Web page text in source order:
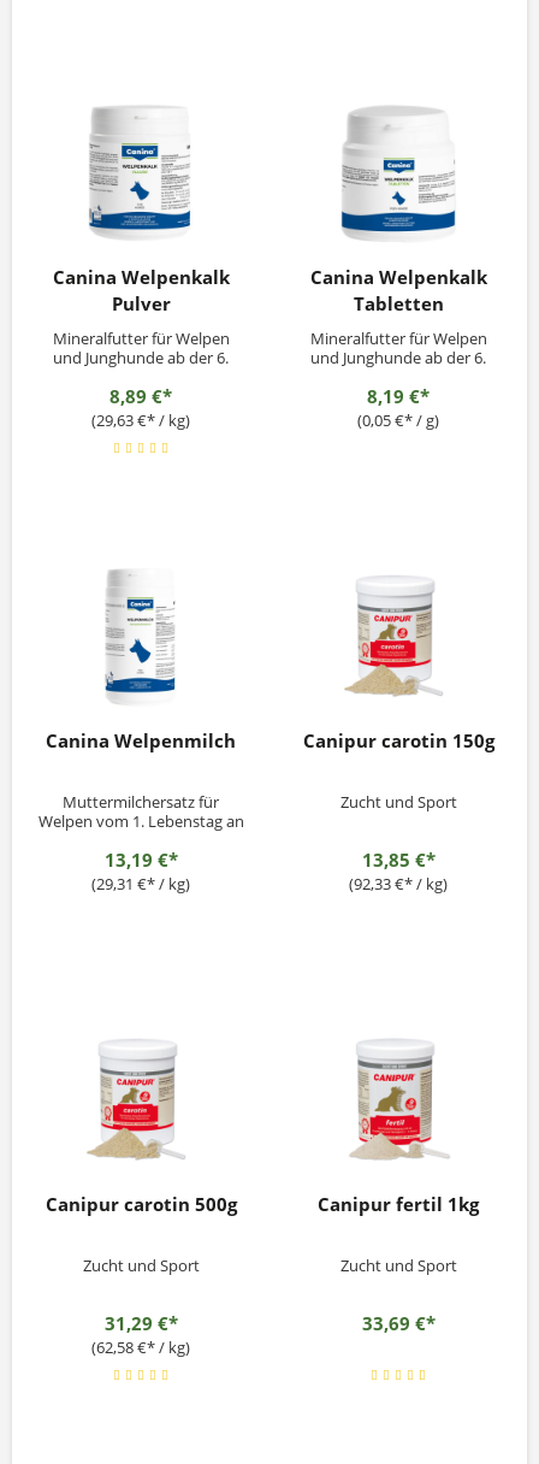
Canina Welpenkalk
Pulver
Mineralfutter für Welpen
und Junghunde ab der 6.
8,89 €*
(29,63 €* / kg)
Canina Welpenkalk
Tabletten
Mineralfutter für Welpen
und Junghunde ab der 6.
8,19 €*
(0,05 €* / g)
Canina Welpenmilch
Muttermilchersatz für
Welpen vom 1. Lebenstag an
13,19 €*
(29,31 €* / kg)
Canipur carotin 150g
Zucht und Sport
13,85 €*
(92,33 €* / kg)
Canipur carotin 500g
Zucht und Sport
31,29 €*
(62,58 €* / kg)
Canipur fertil 1kg
Zucht und Sport
33,69 €*